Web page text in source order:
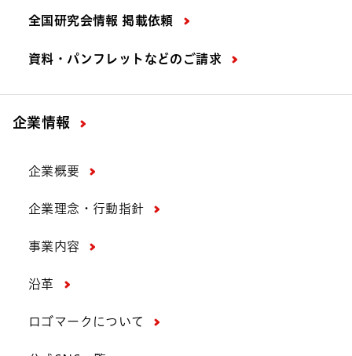
全国研究会情報 掲載依頼
資料・パンフレットなどの ご請求
企業情報
企業概要
企業理念・行動指針
事業内容
沿革
ロゴマークについて